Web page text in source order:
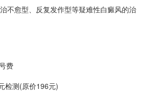
不愈型、反复发作型等疑难性白癜风的治
费
测(原价196元)